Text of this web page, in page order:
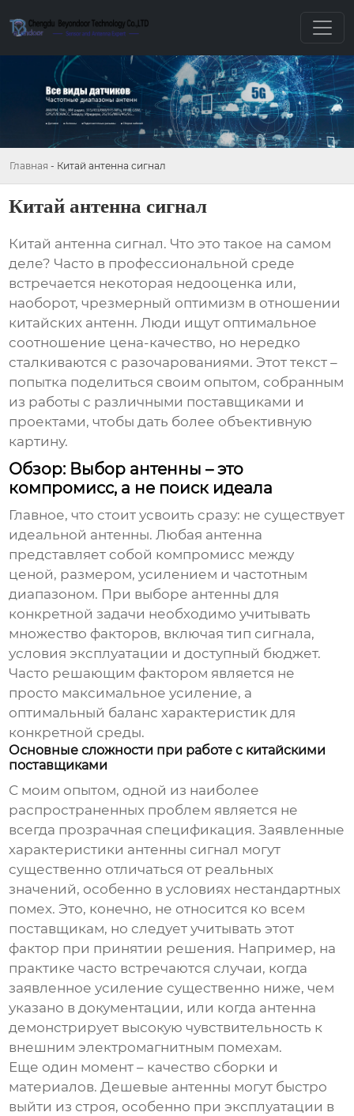
Главная - Китай антенна сигнал
Китай антенна сигнал
Китай антенна сигнал. Что это такое на самом
деле? Часто в профессиональной среде
встречается некоторая недооценка или,
наоборот, чрезмерный оптимизм в отношении
китайских антенн. Люди ищут оптимальное
соотношение цена-качество, но нередко
сталкиваются с разочарованиями. Этот текст –
попытка поделиться своим опытом, собранным
из работы с различными поставщиками и
проектами, чтобы дать более объективную
картину.
Обзор: Выбор антенны – это
компромисс, а не поиск идеала
Главное, что стоит усвоить сразу: не существует
идеальной антенны. Любая антенна
представляет собой компромисс между
ценой, размером, усилением и частотным
диапазоном. При выборе антенны для
конкретной задачи необходимо учитывать
множество факторов, включая тип сигнала,
условия эксплуатации и доступный бюджет.
Часто решающим фактором является не
просто максимальное усиление, а
оптимальный баланс характеристик для
конкретной среды.
Основные сложности при работе с китайскими
поставщиками
С моим опытом, одной из наиболее
распространенных проблем является не
всегда прозрачная спецификация. Заявленные
характеристики антенны сигнал могут
существенно отличаться от реальных
значений, особенно в условиях нестандартных
помех. Это, конечно, не относится ко всем
поставщикам, но следует учитывать этот
фактор при принятии решения. Например, на
практике часто встречаются случаи, когда
заявленное усиление существенно ниже, чем
указано в документации, или когда антенна
демонстрирует высокую чувствительность к
внешним электромагнитным помехам.
Еще один момент – качество сборки и
материалов. Дешевые антенны могут быстро
выйти из строя, особенно при эксплуатации в